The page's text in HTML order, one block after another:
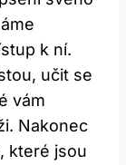
k ní.
učit se
vám
Nakonec
které jsou